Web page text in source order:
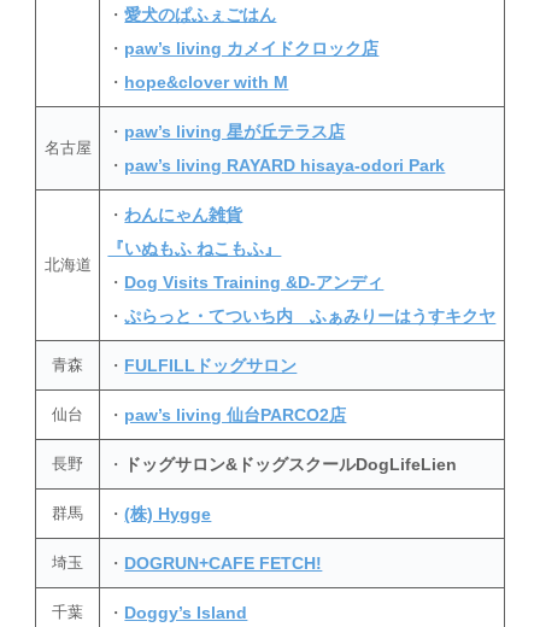
・愛犬のぱふぇごはん
・ paw’s living カメイドクロック店
・ hope&clover with M
名古屋
・ paw’s living 星が丘テラス店
・ paw’s living RAYARD hisaya-odori Park
北海道
・ わんにゃん雑貨
『いぬもふ ねこもふ』
・ Dog Visits Training &D-アンディ
・ぷらっと・てついち内 ふぁみりーはうすキクヤ
青森 ・ FULFILLドッグサロン
仙台 ・ paw’s living 仙台PARCO2店
長野 ・ ドッグサロン&ドッグスクールDogLifeLien
群馬 ・(株) Hygge
埼玉 ・ DOGRUN+CAFE FETCH!
千葉 ・ Doggy’s Island